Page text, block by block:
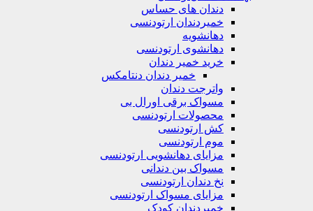
دندان های حساس
خمیردندان ارتودنسی
دهانشویه‌
دهانشوی ارتودنسی
خرید خمیر دندان
خمیر دندان دنتامکس
واترجت دندان
مسواک برقی اورال بی
محصولات ارتودنسی
کش ارتودنسی
موم ارتودنسی
مزایای دهانشویی ارتودنسی
مسواک بین دندانی
نخ دندان ارتودنسی
مزایای مسواک ارتودنسی
خمیردندان کودک